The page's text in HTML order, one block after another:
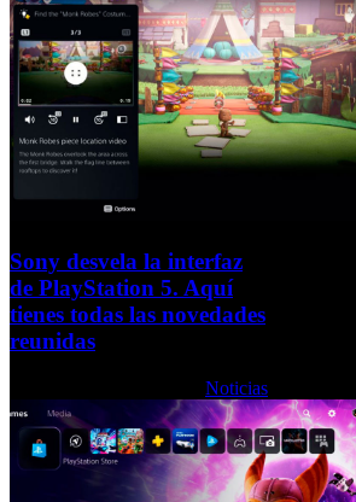
Sony desvela la interfaz
de PlayStation 5. Aquí
tienes todas las novedades
reunidas
Noticias